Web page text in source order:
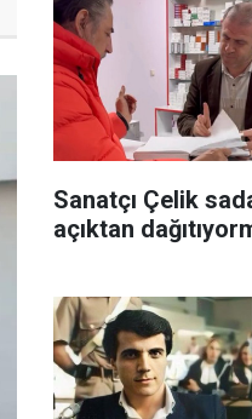
Sanatçı Çelik
açıktan